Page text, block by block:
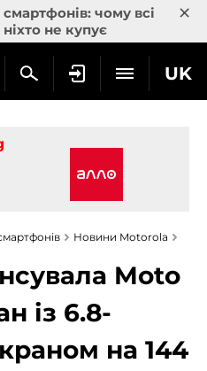
чому всі
не купує
×
UK
Новини Motorola
Moto
із 6.8-
на 144